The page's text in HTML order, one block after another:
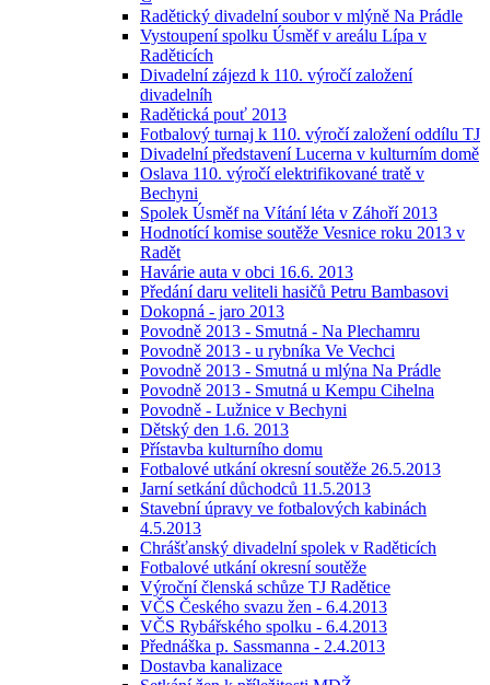
Radětický divadelní soubor v mlýně Na Prádle
Vystoupení spolku Úsměf v areálu Lípa v
Raděticích
Divadelní zájezd k 110. výročí založení
divadelníh
Radětická pouť 2013
Fotbalový turnaj k 110. výročí založení oddílu TJ
Divadelní představení Lucerna v kulturním domě
Oslava 110. výročí elektrifikované tratě v
Bechyni
Spolek Úsměf na Vítání léta v Záhoří 2013
Hodnotící komise soutěže Vesnice roku 2013 v
Radět
Havárie auta v obci 16.6. 2013
Předání daru veliteli hasičů Petru Bambasovi
Dokopná - jaro 2013
Povodně 2013 - Smutná - Na Plechamru
Povodně 2013 - u rybníka Ve Vechci
Povodně 2013 - Smutná u mlýna Na Prádle
Povodně 2013 - Smutná u Kempu Cihelna
Povodně - Lužnice v Bechyni
Dětský den 1.6. 2013
Přístavba kulturního domu
Fotbalové utkání okresní soutěže 26.5.2013
Jarní setkání důchodců 11.5.2013
Stavební úpravy ve fotbalových kabinách
4.5.2013
Chrášťanský divadelní spolek v Raděticích
Fotbalové utkání okresní soutěže
Výroční členská schůze TJ Radětice
VČS Českého svazu žen - 6.4.2013
VČS Rybářského spolku - 6.4.2013
Přednáška p. Sassmanna - 2.4.2013
Dostavba kanalizace